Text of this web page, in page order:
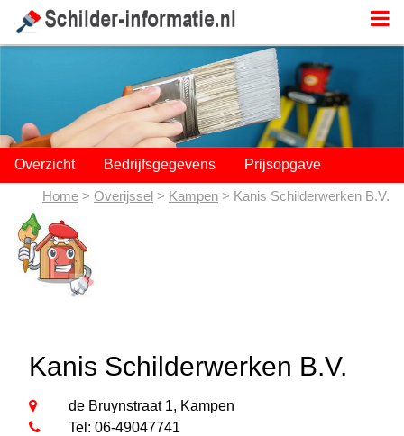
Overzicht Bedrijfsgegevens Prijsopgave
Home > Overijssel > Kampen > Kanis Schilderwerken B.V.
Kanis Schilderwerken B.V.
de Bruynstraat 1, Kampen
Tel: 06-49047741